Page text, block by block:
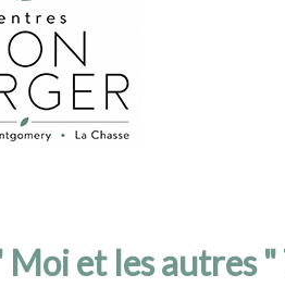
Moi et les autres